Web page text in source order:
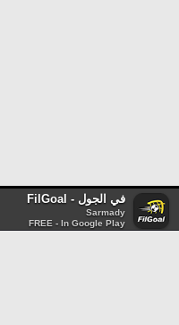
في الجول - FilGoal
Sarmady
FREE - In Google Play